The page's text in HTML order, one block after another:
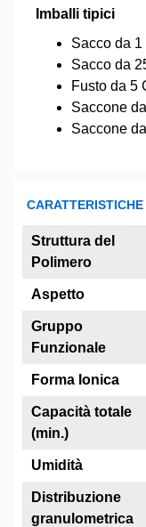
Imballi tipici
Sacco da 1
Sacco da
Fusto da 5
Saccone
Saccone
Struttura del
Polimero
Aspetto
Gruppo
Funzionale
Forma Ionica
Capacità totale
(min.)
Umidità
Distribuzione
granulometrica